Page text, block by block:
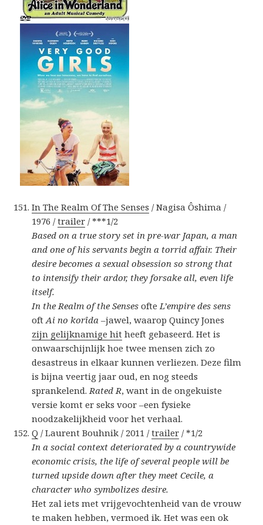
In The Realm Of The Senses / Nagisa Ôshima /
1976 /trailer / ***1/2
Based on a true story set in pre-war Japan, a man
and one of his servants begin a torrid affair. Their
desire becomes a sexual obsession so strong that
to intensify their ardor, they forsake all, even life
itself.
In the Realm of the Senses ofteL’empire des sens
oftAi no korîda –jawel, waarop Quincy Jones
zijn gelijknamige hit heeft gebaseerd. Het is
onwaarschijnlijk hoe twee mensen zich zo
desastreus in elkaar kunnen verliezen. Deze film
is bijna veertig jaar oud, en nog steeds
sprankelend.Rated R, want in de ongekuiste
versie komt er seks voor –een fysieke
noodzakelijkheid voor het verhaal.
Q / Laurent Bouhnik / 2011 /trailer / *1/2
In a social context deteriorated by a countrywide
economic crisis, the life of several people will be
turned upside down after they meet Cecile, a
character who symbolizes desire.
Het zal iets met vrijgevochtenheid van de vrouw
te maken hebben, vermoed ik. Het was een ok